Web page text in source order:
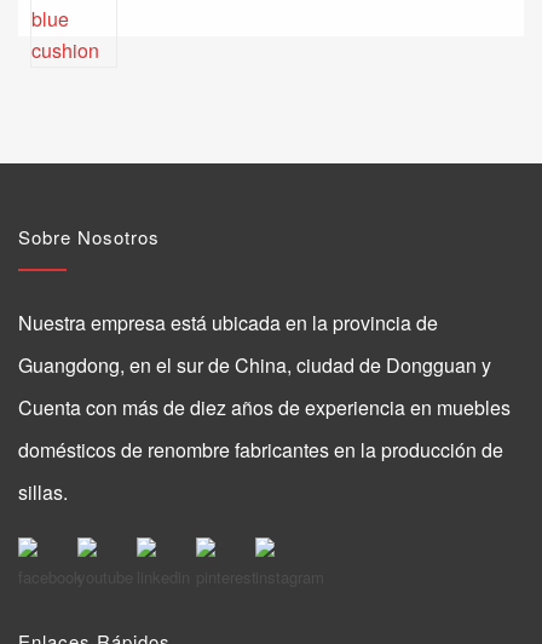
Sobre Nosotros
Nuestra empresa está ubicada en la provincia de
Guangdong, en el sur de China, ciudad de Dongguan y
Cuenta con más de diez años de experiencia en muebles
domésticos de renombre fabricantes en la producción de
sillas.